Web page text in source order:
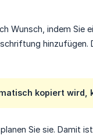
Wunsch, indem Sie
kopiert wird,
Sie sie. Damit